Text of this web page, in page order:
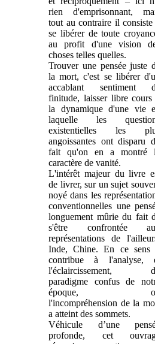
rien d'emprisonnant,
tout au contraire il consiste
se libérer de toute
au profit d'une vision
choses telles quelles.
Trouver une pensée juste
la mort, c'est se libérer
accablant sentiment
finitude, laisser libre cours
la dynamique d'une vie
laquelle les
existentielles les
angoissantes ont disparu
fait qu'on en a montré
caractère de vanité.
L'intérêt majeur du livre
de livrer, sur un sujet
noyé dans les
conventionnelles une
longuement mûrie du fait
s'être confrontée
représentations de
Inde, Chine. En ce sens
contribue à l'analyse,
l'éclaircissement,
paradigme confus de
époque,
l'incompréhension de la
a atteint des sommets.
Véhicule d’une
profonde, cet